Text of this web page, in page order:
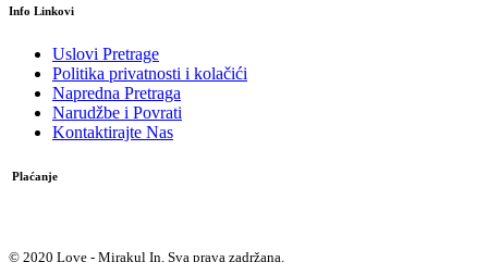
Info Linkovi
Uslovi Pretrage
Politika privatnosti i kolačići
Napredna Pretraga
Narudžbe i Povrati
Kontaktirajte Nas
Plaćanje
© 2020 Love - Mirakul In. Sva prava zadržana.